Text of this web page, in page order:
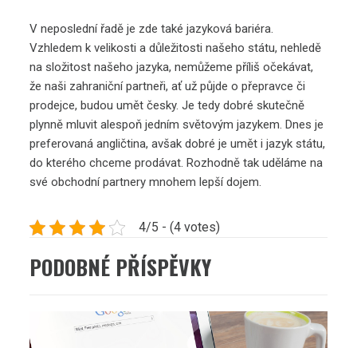
V neposlední řadě je zde také jazyková bariéra.
Vzhledem k velikosti a důležitosti našeho státu, nehledě
na složitost našeho jazyka, nemůžeme příliš očekávat,
že naši zahraniční partneři, ať už půjde o přepravce či
prodejce, budou umět česky. Je tedy dobré skutečně
plynně mluvit alespoň jedním světovým jazykem. Dnes je
preferovaná angličtina, avšak dobré je umět i jazyk státu,
do kterého chceme prodávat. Rozhodně tak uděláme na
své obchodní partnery mnohem lepší dojem.
4/5 - (4 votes)
PODOBNÉ PŘÍSPĚVKY